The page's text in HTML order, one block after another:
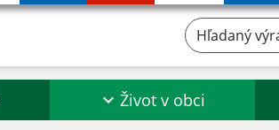
Hľadaný výraz...
Život v obci